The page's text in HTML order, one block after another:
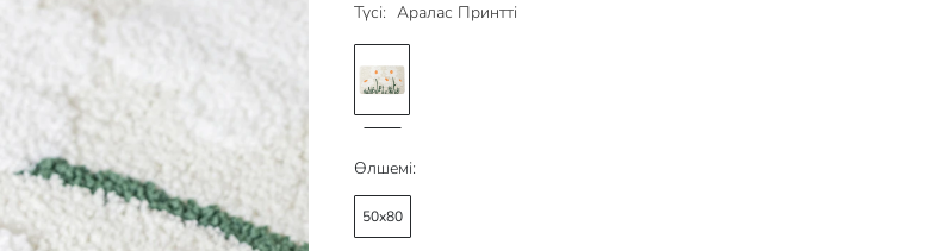
Түсі: Аралас Принтті
Өлшемі:
50x80